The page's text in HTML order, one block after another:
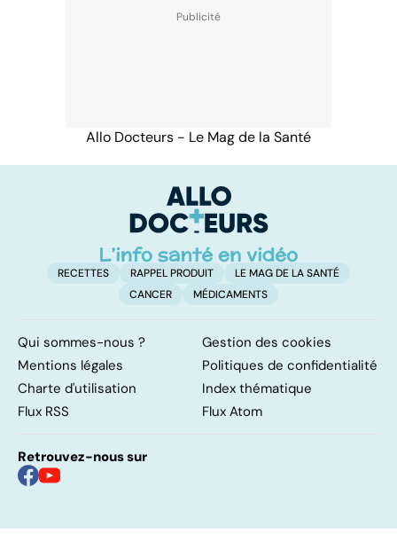
Allo Docteurs - Le Mag de la Santé
RECETTES RAPPEL PRODUIT
LE MAG DE LA SANTÉ
CANCER
MÉDICAMENTS
Qui sommes-nous ?
Gestion des cookies
Mentions légales
Politiques de confidentialité
Charte d'utilisation
Index thématique
Flux RSS
Flux Atom
Retrouvez-nous sur